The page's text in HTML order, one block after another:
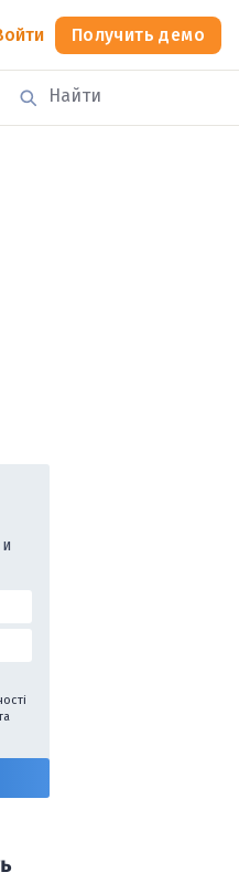
Получить демо